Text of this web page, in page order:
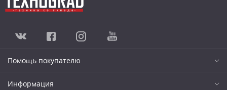
Помощь покупателю
Информация